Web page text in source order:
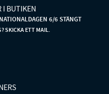
I BUTIKEN
6/6 STÄNGT
SKICKA ETT MAIL.